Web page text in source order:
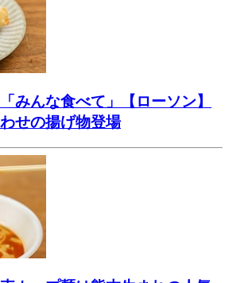
みんな食べて」【ローソン】
せの揚げ物登場